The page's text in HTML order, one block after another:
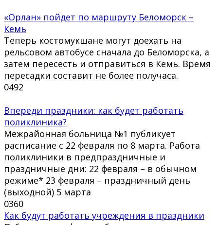
«Орлан» пойдет по маршруту Беломорск –
Кемь
Теперь костомукшане могут доехать на
рельсовом автобусе сначала до Беломорска, а
затем пересесть и отправиться в Кемь. Время
пересадки составит не более получаса.
0492
Впереди праздники: как будет работать
поликлиника?
Межрайонная больница №1 публикует
расписание с 22 февраля по 8 марта. Работа
поликлиники в предпраздничные и
праздничные дни: 22 февраля – в обычном
режиме* 23 февраля – праздничный день
(выходной) 5 марта
0360
Как будут работать учреждения в праздники